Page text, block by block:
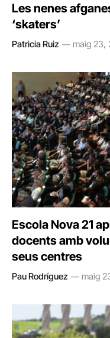
Les nenes
‘skaters’
Patricia Ruiz maig 23,
Escola Nova 21
docents amb
seus centres
Pau Rodríguez maig